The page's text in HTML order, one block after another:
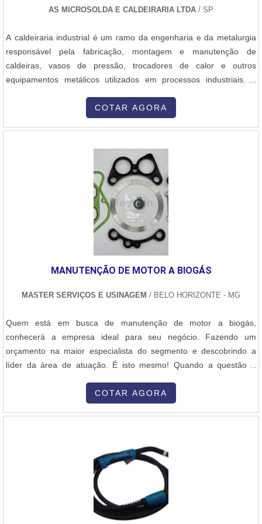
AS MICROSOLDA E CALDEIRARIA LTDA / SP
A caldeiraria industrial é um ramo da engenharia e da metalurgia
responsável pela fabricação, montagem e manutenção de
caldeiras, vasos de pressão, trocadores de calor e outros
equipamentos metálicos utilizados em processos industriais. A
de grande porte, que exigem alta precisão no corte, soldagem,
Caldeiraria A caldeiraria industrial tem como objetivo principal a
construção e a manutenção de equipamentos que desempenham
funções essenciais em diversas indústrias, como a petroquímica,
siderurgia, geração de energia, naval, química, entre outras. Esses
equipamentos são responsáveis por processos que envolvem a
troca de calor, armazenamento de líquidos ou gases sob alta
pressão, e condução de fluidos em temperaturas e pressões
combustíveis ou através de processos industriais, com aplicações
na geração de energia ou em sistemas de aquecimento. Vasos de
temperaturas, como os utilizados em indústrias químicas e
petroquímicas. Trocadores de Calor: Equipamentos que permitem
a transferência de calor entre dois ou mais fluidos sem que haja
mistura entre eles, utilizados em diversos setores industriais.
também produzem grandes estruturas metálicas que suportam ou
acomodam esses equipamentos, como plataformas e bases. 3.
Processos Envolvidos A caldeiraria envolve várias etapas de
fabricação, é feito um detalhado projeto estrutural e de engenharia,
com cálculos de resistência dos materiais e de pressão para
garantir a segurança e a eficiência do equipamento. Corte de
Materiais: Utilizam-se diversos processos, como corte a plasma, a
laser, a água, ou mesmo serras, dependendo da espessura e do
tipo de material a ser cortado. Soldagem: A soldagem é um dos
COTAR AGORA
MANUTENÇÃO DE MOTOR A BIOGÁS
MASTER SERVIÇOS E USINAGEM / BELO HORIZONTE - MG
Quem está em busca de manutenção de motor a biogás,
conhecerá a empresa ideal para seu negócio. Fazendo um
orçamento na maior especialista do segmento e descobrindo a
líder da área de atuação. É isto mesmo! Quando a questão é
Serviços e Usinagem o cliente receberá proteção com pagamento
alta qualidade onde são realizadas as atividades e equipamentos
de última geração, tudo isso para oferecer manutenção de motor a
biogás com excelente custo-benefício.Ainda tratando-se de
manutenção de motor a biogás, na essência da empresa, a
mesma deve prezar pelos produtos e serviços com ótima
qualidade e proteção, características simples, mas que mostram o
COTAR AGORA